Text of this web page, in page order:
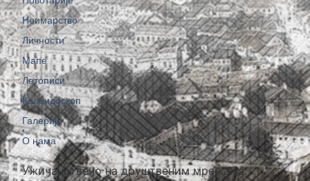
Ужичанствено на друштвеним мрежама:
Неимарство
Личности
Мапе
Летописи
Калеидоскоп
Галерије
О нама